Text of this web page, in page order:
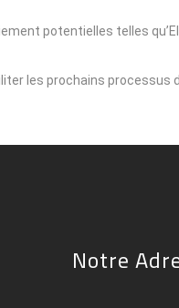
potentielles telles
les prochains processus
Notre